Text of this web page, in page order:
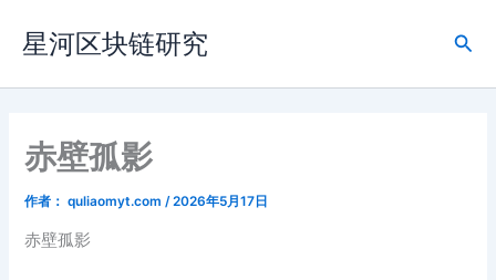
容
星河区块链研究
搜
赤壁孤影
作者： quliaomyt.com /2026年5月17日
赤壁孤影